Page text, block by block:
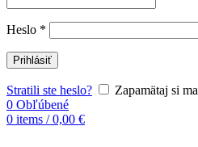
Heslo *
Prihlásiť
Stratili ste heslo?
Zapamätaj si ma
0 Obľúbené
0 items / 0,00 €